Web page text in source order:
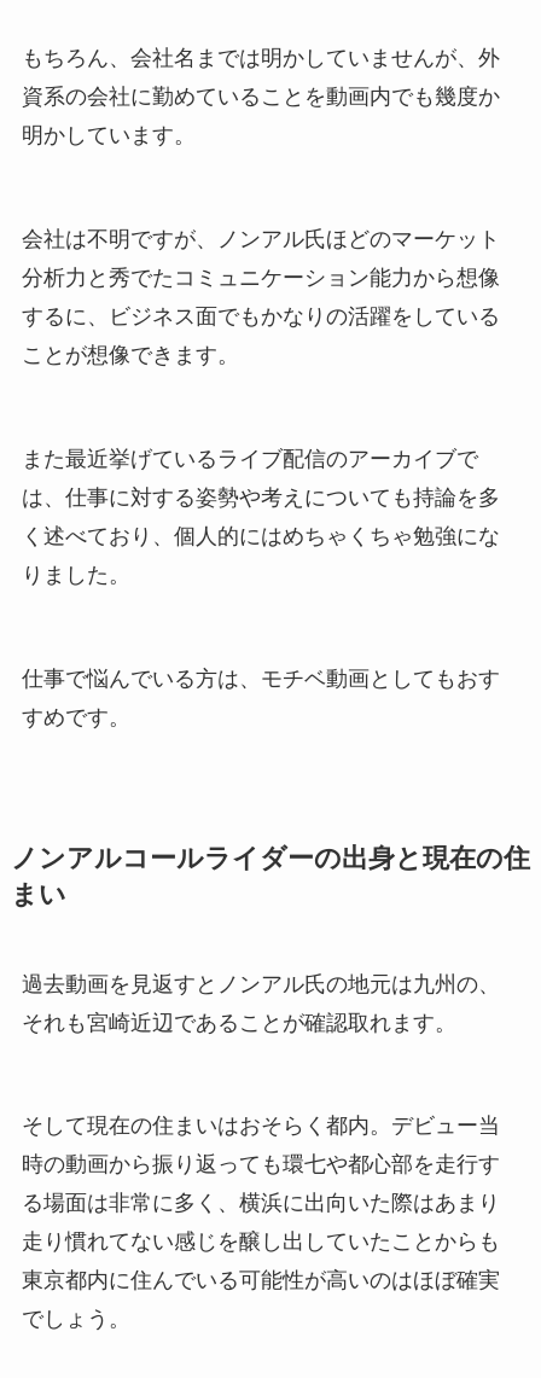
もちろん、会社名までは明かしていませんが、外
資系の会社に勤めていることを動画内でも幾度か
明かしています。
会社は不明ですが、ノンアル氏ほどのマーケット
分析力と秀でたコミュニケーション能力から想像
するに、ビジネス面でもかなりの活躍をしている
ことが想像できます。
また最近挙げているライブ配信のアーカイブで
は、仕事に対する姿勢や考えについても持論を多
く述べており、個人的にはめちゃくちゃ勉強にな
りました。
仕事で悩んでいる方は、モチベ動画としてもおす
すめです。
ノンアルコールライダーの出身と現在の住
まい
過去動画を見返すとノンアル氏の地元は九州の、
それも宮崎近辺であることが確認取れます。
そして現在の住まいはおそらく都内。デビュー当
時の動画から振り返っても環七や都心部を走行す
る場面は非常に多く、横浜に出向いた際はあまり
走り慣れてない感じを醸し出していたことからも
東京都内に住んでいる可能性が高いのはほぼ確実
でしょう。